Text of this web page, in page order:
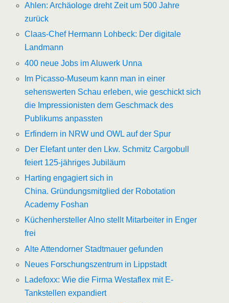
Ahlen: Archäologe dreht Zeit um 500 Jahre
zurück
Claas-Chef Hermann Lohbeck: Der digitale
Landmann
400 neue Jobs im Aluwerk Unna
Im Picasso-Museum kann man in einer
sehenswerten Schau erleben, wie geschickt sich
die Impressionisten dem Geschmack des
Publikums anpassten
Erfindern in NRW und OWL auf der Spur
Der Elefant unter den Lkw. Schmitz Cargobull
feiert 125-jähriges Jubiläum
Harting engagiert sich in
China.Gründungsmitglied der Robotation
Academy Foshan
Küchenhersteller Alno stellt Mitarbeiter in Enger
frei
Alte Attendorner Stadtmauer gefunden
Neues Forschungszentrum in Lippstadt
Ladefoxx: Wie die Firma Westaflex mit E-
Tankstellen expandiert